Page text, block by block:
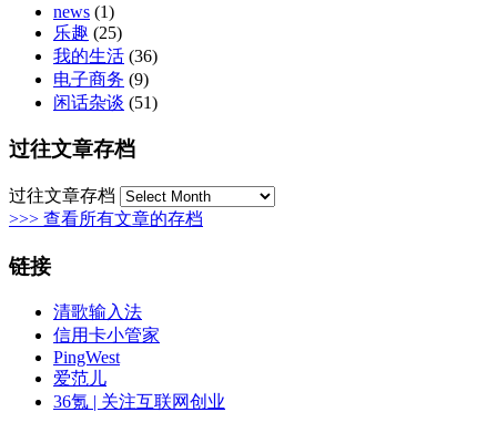
news (1)
乐趣 (25)
我的生活 (36)
电子商务 (9)
闲话杂谈 (51)
过往文章存档
过往文章存档
>>> 查看所有文章的存档
链接
清歌输入法
信用卡小管家
PingWest
爱范儿
36氪 | 关注互联网创业